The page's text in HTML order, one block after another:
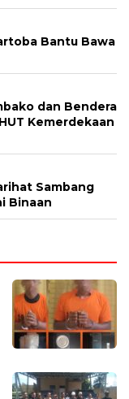
Bantu Bawa
dan Bendera
Kemerdekaan
Sambang
Binaan